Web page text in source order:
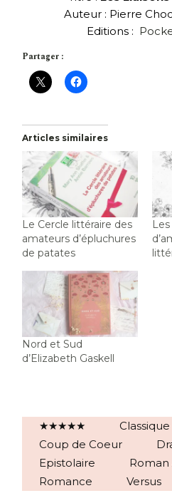
Auteur : Pierre
Editions :
Partager :
Articles similaires
Le Cercle littéraire des
amateurs d’épluchures
de patates
Nord et Sud
d’Elizabeth Gaskell
★★★★★
Classique
Coup de Coeur
Epistolaire
Romance
Versus